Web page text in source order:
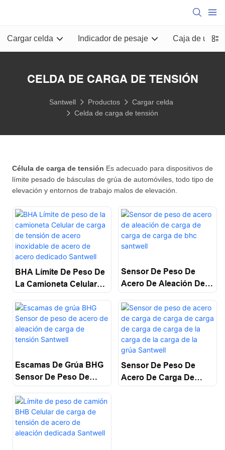
Cargar celda Indicador de pesaje Caja de unión
CELDA DE CARGA DE TENSIÓN
Santwell Productos
Cargar celda
Celda de carga de tensión
Célula de carga de tensión Es adecuado para dispositivos de
límite pesado de básculas de grúa de automóviles, todo tipo de
elevación y entornos de trabajo malos de elevación.
BHA Límite De Peso De
La Camioneta Celular
De Acero Inoxidable De
Acero De Acero
Dedicado Santwell
Sensor De Peso De
Acero De Aleación De
Carga De Bhc Santwell
Escamas De Grúa BHG
Sensor De Peso De
Acero De Aleación De
Carga De Tensión
Santwell
Sensor De Peso De
Acero De Carga De